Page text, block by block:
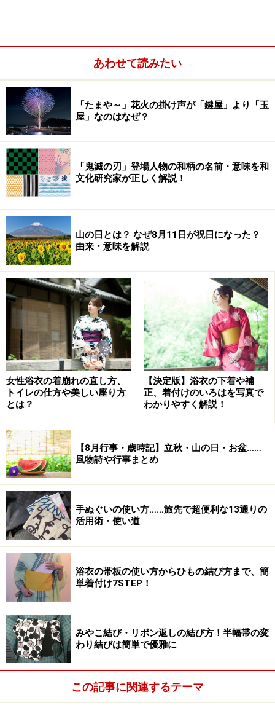
もっと早く出合っていたらなぁ……とガイドは思いまし
た。姪の1歳の誕生日プレゼントを買いにやってきたの
ですが、既に我が子は母親の背を超えています。出産祝
いで高価なブランド洋食器セットも頂戴しましたが、物
心つくまで、日々の食事はお子様用割れない食器で育て
てしまったことを悔やみたくなったからです。
子供和食器専門店 小夏には、全国の陶磁器や工芸品産
地、作家もの、小夏オリジナル商品が所狭しと並んでい
ます。しかも、巷で見る子供用食器よりもずっと小さな
サイズまで揃っており、バリエーションも豊富で目移り
するばかり。まずは高橋店長にお話を伺ってみましょ
う。
本物は割れる。だから学べる。
店長セレクト！ご予算5千円贈答セット（女の子用）
あいうえおシリーズ「か行」仕切りトレー￥2,625／「ゆ」
箸置￥420／「た」スプーン￥735／「ち」飯碗￥1,050⇒合
計￥4,830
ガイド：
子供用と銘打った専門店はいろいろありますが、食器、
しかも和食器の専門店というのは珍しいですね。
あわせて読みたい
「たまや～」花火の掛け声が「鍵屋」より「玉
屋」なのはなぜ？
「鬼滅の刃」登場人物の和柄の名前・意味を和
文化研究家が正しく解説！
山の日とは？ なぜ8月11日が祝日になった？
由来・意味を解説
女性浴衣の着崩れの直し方、
トイレの仕方や美しい座り方
とは？
【決定版】浴衣の下着や補
正、着付けのいろはを写真で
わかりやすく解説！
【8月行事・歳時記】立秋・山の日・お盆……
風物詩や行事まとめ
手ぬぐいの使い方……旅先で超便利な13通りの
活用術・使い道
浴衣の帯板の使い方からひもの結び方まで、簡
単着付け7STEP！
みやこ結び・リボン返しの結び方！半幅帯の変
わり結びは簡単で優雅に
この記事に関連するテーマ